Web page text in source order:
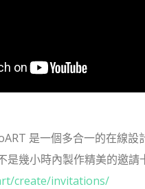
是一個多合一的在線設
是幾小時內製作精美的邀
create/invitations/